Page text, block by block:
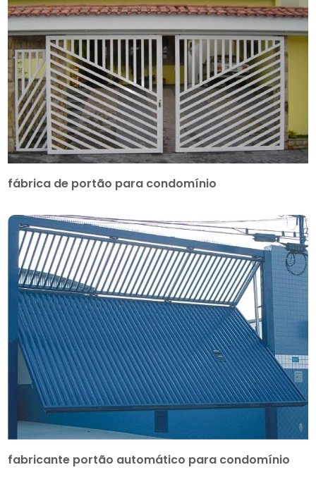
fábrica de portão para condomínio
fabricante portão automático para condomínio